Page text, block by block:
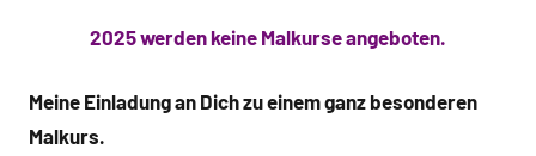
2025 werden keine Malkurse angeboten.
Meine Einladung an Dich zu einem ganz besonderen
Malkurs.